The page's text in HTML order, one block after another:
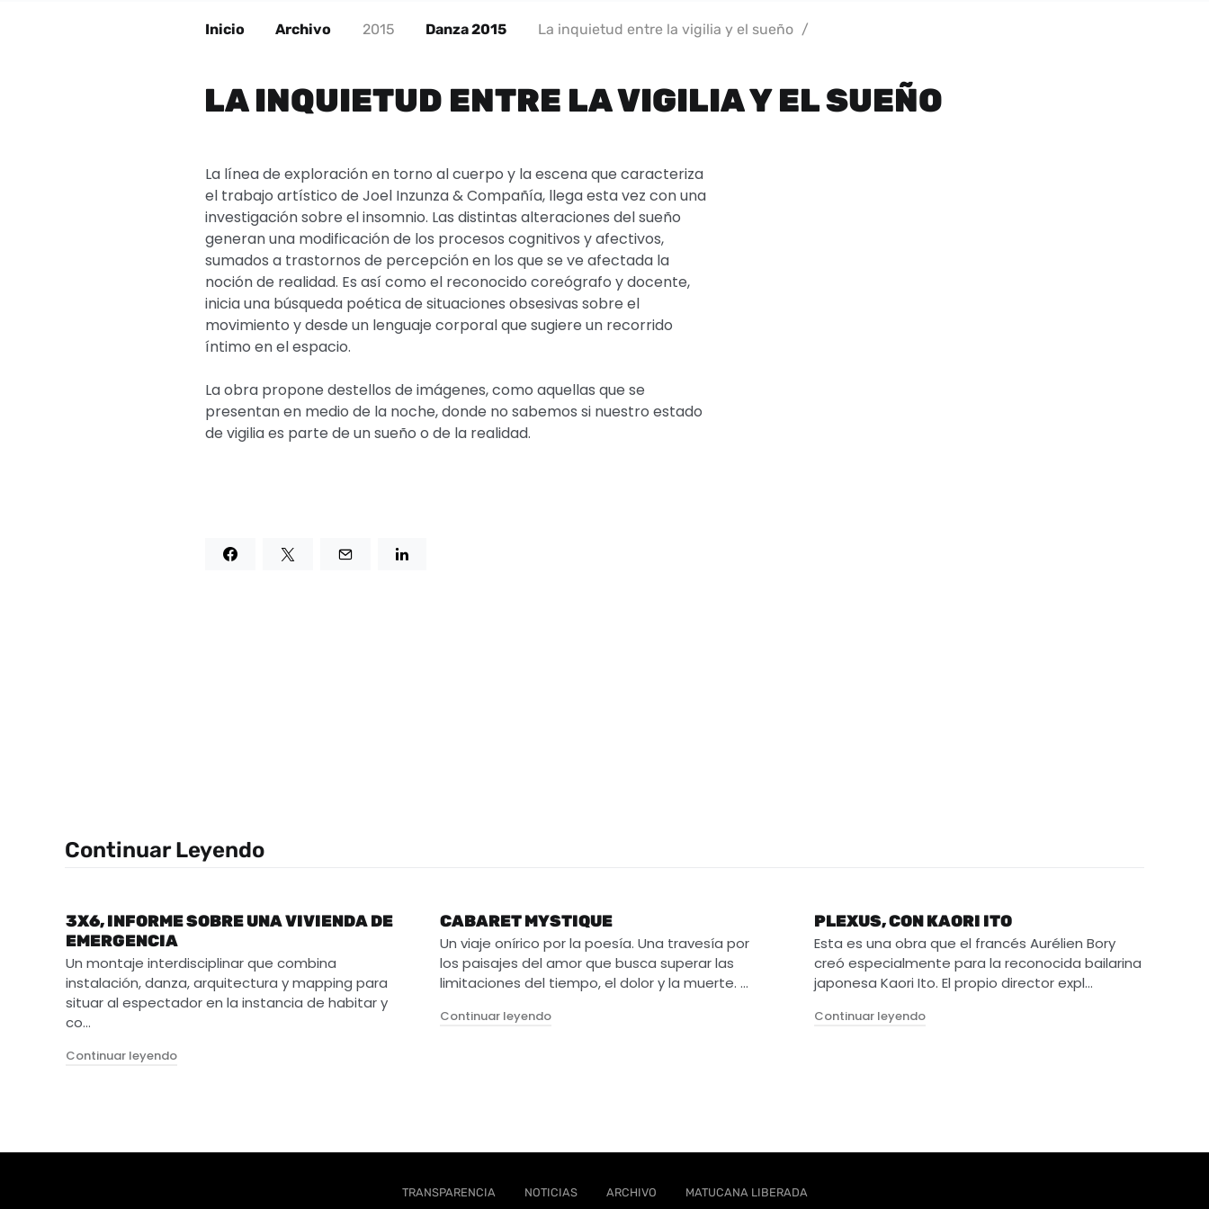
Inicio Archivo 2015 Danza 2015 La inquietud entre la vigilia y el sueño /
LA INQUIETUD ENTRE LA VIGILIA Y EL SUEÑO
La línea de exploración en torno al cuerpo y la escena que caracteriza
el trabajo artístico de Joel Inzunza & Compañía, llega esta vez con una
investigación sobre el insomnio. Las distintas alteraciones del sueño
generan una modificación de los procesos cognitivos y afectivos,
sumados a trastornos de percepción en los que se ve afectada la
noción de realidad. Es así como el reconocido coreógrafo y docente,
inicia una búsqueda poética de situaciones obsesivas sobre el
movimiento y desde un lenguaje corporal que sugiere un recorrido
íntimo en el espacio.
La obra propone destellos de imágenes, como aquellas que se
presentan en medio de la noche, donde no sabemos si nuestro estado
de vigilia es parte de un sueño o de la realidad.
Continuar Leyendo
3X6, INFORME SOBRE UNA VIVIENDA DE
EMERGENCIA
Un montaje interdisciplinar que combina
instalación, danza, arquitectura y mapping para
situar al espectador en la instancia de habitar y
co…
Continuar leyendo"3X6, Informe sobre una vivienda de emergencia"
CABARET MYSTIQUE
Un viaje onírico por la poesía. Una travesía por
los paisajes del amor que busca superar las
limitaciones del tiempo, el dolor y la muerte. …
Continuar leyendo"Cabaret Mystique"
PLEXUS, CON KAORI ITO
Esta es una obra que el francés Aurélien Bory
creó especialmente para la reconocida bailarina
japonesa Kaori Ito. El propio director expl…
Continuar leyendo"Plexus, con Kaori Ito"
TRANSPARENCIA NOTICIAS ARCHIVO MATUCANA LIBERADA